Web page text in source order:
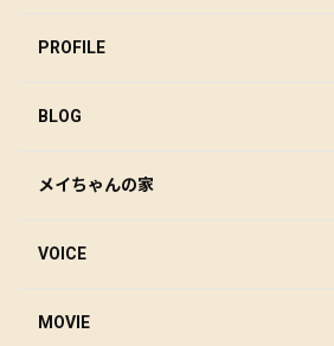
PROFILE
BLOG
メイちゃんの家
VOICE
MOVIE